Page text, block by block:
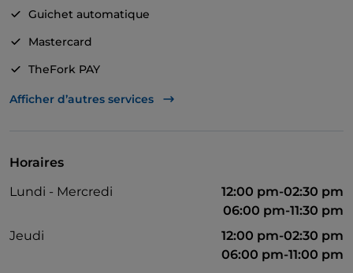
Guichet automatique
Mastercard
TheFork PAY
UnionPay via TheFork PAY
Afficher d’autres services
Horaires
Lundi - Mercredi
12:00 pm-02:30 pm
06:00 pm-11:30 pm
Jeudi
12:00 pm-02:30 pm
06:00 pm-11:00 pm